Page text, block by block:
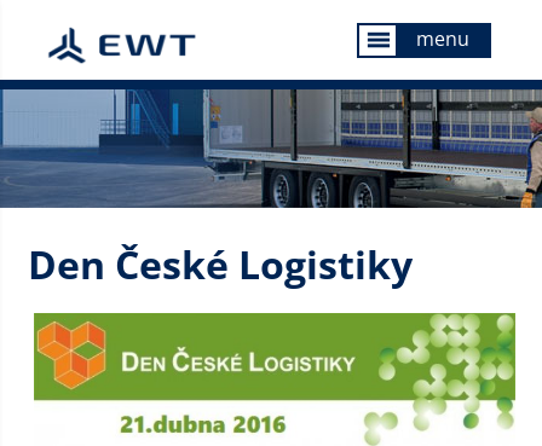
menu menu
Den České Logistiky